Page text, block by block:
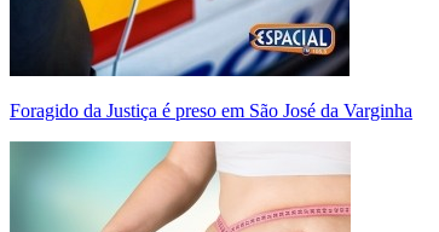
Foragido da Justiça é preso em São José da Varginha